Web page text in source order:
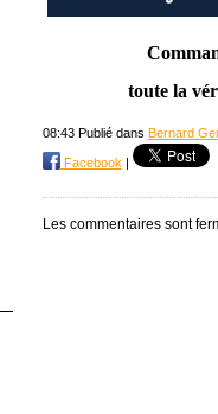
toute la
08:43 Publié dans Bernard
Facebook |
Les commentaires sont